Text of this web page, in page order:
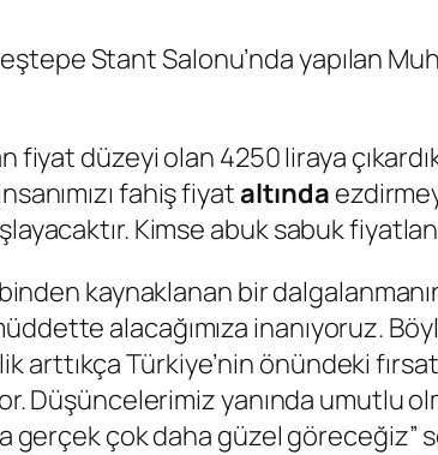
Stant Salonu’nda yapılan
fiyat düzeyi olan 4250 liraya
fahiş fiyataltında
Kimse abuk sabuk
kaynaklanan bir
alacağımıza inanıyoruz.
arttıkça Türkiye’nin önündeki
Düşüncelerimiz yanında umutlu
gerçek çok daha güzel göreceğiz”